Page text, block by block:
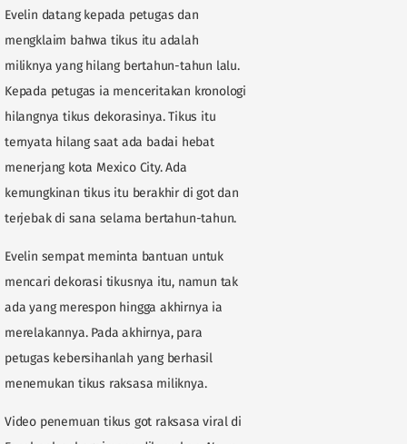
Evelin datang kepada petugas dan
mengklaim bahwa tikus itu adalah
miliknya yang hilang bertahun-tahun lalu.
Kepada petugas ia menceritakan kronologi
hilangnya tikus dekorasinya. Tikus itu
ternyata hilang saat ada badai hebat
menerjang kota Mexico City. Ada
kemungkinan tikus itu berakhir di got dan
terjebak di sana selama bertahun-tahun.
Evelin sempat meminta bantuan untuk
mencari dekorasi tikusnya itu, namun tak
ada yang merespon hingga akhirnya ia
merelakannya. Pada akhirnya, para
petugas kebersihanlah yang berhasil
menemukan tikus raksasa miliknya.
Video penemuan tikus got raksasa viral di